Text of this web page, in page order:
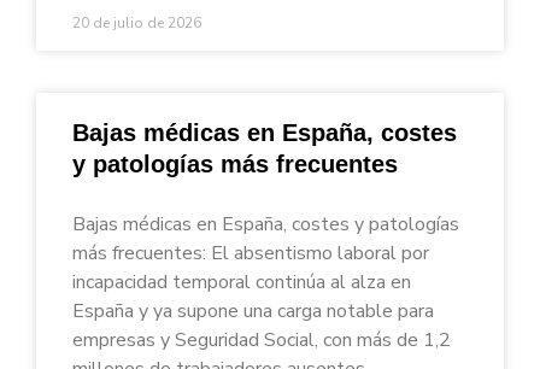
20 de julio de 2026
Bajas médicas en España, costes
y patologías más frecuentes
Bajas médicas en España, costes y patologías
más frecuentes: El absentismo laboral por
incapacidad temporal continúa al alza en
España y ya supone una carga notable para
empresas y Seguridad Social, con más de 1,2